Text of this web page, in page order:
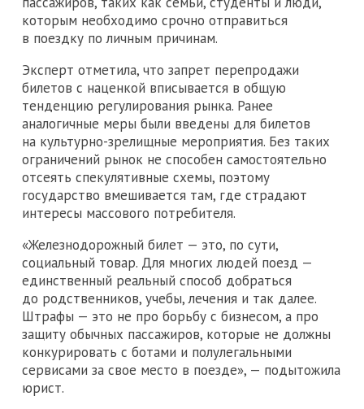
которым необходимо срочно отправиться
в поездку по личным причинам.
Эксперт отметила, что запрет перепродажи
билетов с наценкой вписывается в общую
тенденцию регулирования рынка. Ранее
аналогичные меры были введены для билетов
на культурно-зрелищные мероприятия. Без таких
ограничений рынок не способен самостоятельно
отсеять спекулятивные схемы, поэтому
государство вмешивается там, где страдают
интересы массового потребителя.
«Железнодорожный билет — это, по сути,
социальный товар. Для многих людей поезд —
единственный реальный способ добраться
до родственников, учебы, лечения и так далее.
Штрафы — это не про борьбу с бизнесом, а про
защиту обычных пассажиров, которые не должны
конкурировать с ботами и полулегальными
сервисами за свое место в поезде», — подытожила
юрист.